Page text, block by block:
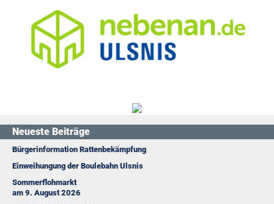
Neueste Beiträge
Bürgerinformation Rattenbekämpfung
Einweihungung der Boulebahn Ulsnis
Sommerflohmarkt
am 9. August 2026